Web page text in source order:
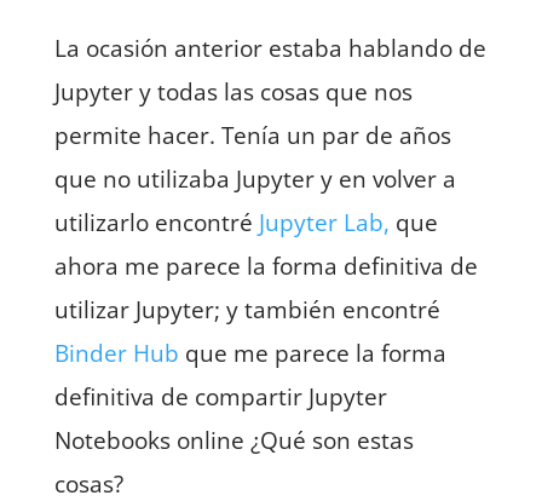
La ocasión anterior estaba hablando de
Jupyter y todas las cosas que nos
permite hacer. Tenía un par de años
que no utilizaba Jupyter y en volver a
utilizarlo encontré Jupyter Lab, que
ahora me parece la forma definitiva de
utilizar Jupyter; y también encontré
Binder Hub que me parece la forma
definitiva de compartir Jupyter
Notebooks online ¿Qué son estas
cosas?